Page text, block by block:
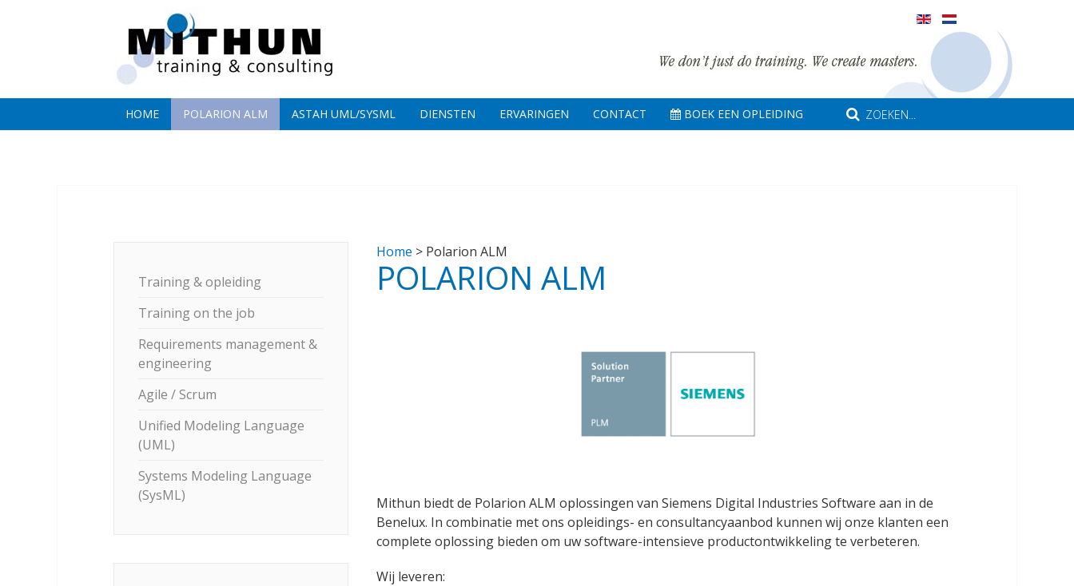
HOME POLARION ALM ASTAH UML/SYSML DIENSTEN ERVARINGEN CONTACT BOEK EEN OPLEIDING
Home > Polarion ALM
POLARION ALM
Mithun biedt de Polarion ALM oplossingen van Siemens Digital Industries Software aan in de
Benelux. In combinatie met ons opleidings- en consultancyaanbod kunnen wij onze klanten een
complete oplossing bieden om uw software-intensieve productontwikkeling te verbeteren.
Wij leveren:
Training & opleiding
Training on the job
Requirements management &
engineering
Agile / Scrum
Unified Modeling Language
(UML)
Systems Modeling Language
(SysML)